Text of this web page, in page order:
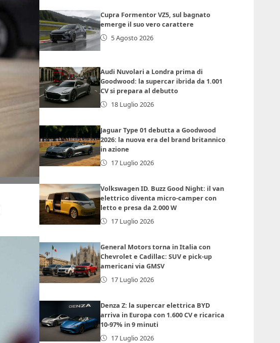
Cupra Formentor VZ5, sul bagnato
emerge il suo vero carattere
5 Agosto 2026
Audi Nuvolari a Londra prima di
Goodwood: la supercar ibrida da 1.001
CV si prepara al debutto
18 Luglio 2026
Jaguar Type 01 debutta a Goodwood
2026: la nuova era del brand britannico
in azione
17 Luglio 2026
Volkswagen ID. Buzz Good Night: il van
elettrico diventa micro-camper con
letto e presa da 2.000 W
17 Luglio 2026
General Motors torna in Italia con
Chevrolet e Cadillac: SUV e pick-up
americani via GMSV
17 Luglio 2026
Denza Z: la supercar elettrica BYD
arriva in Europa con 1.600 CV e ricarica
10-97% in 9 minuti
17 Luglio 2026